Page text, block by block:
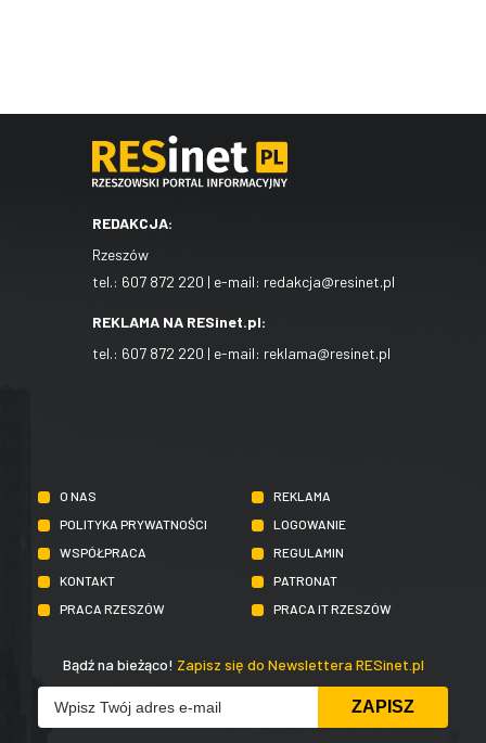
REDAKCJA:
Rzeszów
tel.: 607 872 220 | e-mail: redakcja@resinet.pl
REKLAMA NA RESinet.pl:
tel.: 607 872 220 | e-mail: reklama@resinet.pl
O NAS
REKLAMA
POLITYKA PRYWATNOŚCI
LOGOWANIE
WSPÓŁPRACA
REGULAMIN
KONTAKT
PATRONAT
PRACA RZESZÓW
PRACA IT RZESZÓW
Bądź na bieżąco! Zapisz się do Newslettera RESinet.pl